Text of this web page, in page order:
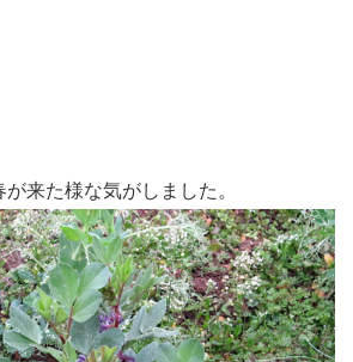
来た様な気がしました。